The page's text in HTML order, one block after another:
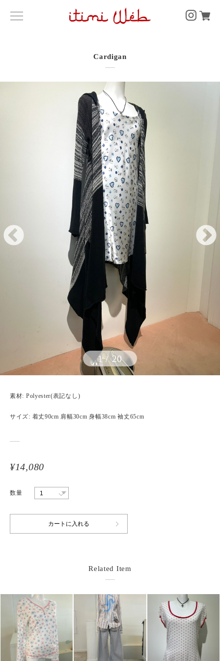
Cardigan
1/20
素材: Polyester(表記なし)
サイズ: 着丈90cm 肩幅30cm 身幅38cm 袖丈65cm
¥14,080
数量
Related Item